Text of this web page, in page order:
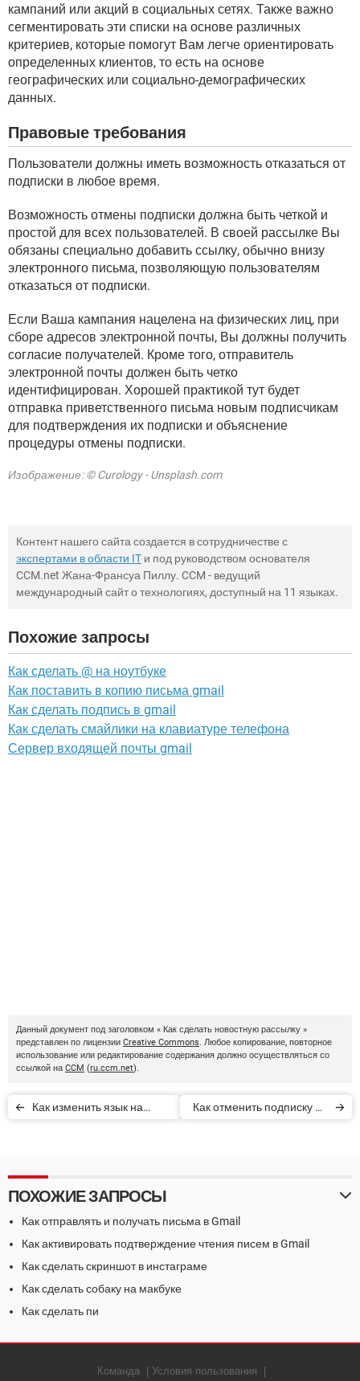
кампаний или акций в социальных сетях. Также важно
сегментировать эти списки на основе различных
критериев, которые помогут Вам легче ориентировать
определенных клиентов, то есть на основе
географических или социально-демографических
данных.
Правовые требования
Пользователи должны иметь возможность отказаться от
подписки в любое время.
Возможность отмены подписки должна быть четкой и
простой для всех пользователей. В своей рассылке Вы
обязаны специально добавить ссылку, обычно внизу
электронного письма, позволяющую пользователям
отказаться от подписки.
Если Ваша кампания нацелена на физических лиц, при
сборе адресов электронной почты, Вы должны получить
согласие получателей. Кроме того, отправитель
электронной почты должен быть четко
идентифицирован. Хорошей практикой тут будет
отправка приветственного письма новым подписчикам
для подтверждения их подписки и объяснение
процедуры отмены подписки.
Изображение: © Curology - Unsplash.com
Контент нашего сайта создается в сотрудничестве с
экспертами в области IT и под руководством основателя
CCM.net Жана-Франсуа Пиллу. CCM - ведущий
международный сайт о технологиях, доступный на 11 языках.
Похожие запросы
Как сделать @ на ноутбуке
Как поставить в копию письма gmail
Как сделать подпись в gmail
Как сделать смайлики на клавиатуре телефона
Сервер входящей почты gmail
Данный документ под заголовком « Как сделать новостную рассылку »
представлен по лицензии Creative Commons. Любое копирование, повторное
использование или редактирование содержания должно осуществляться со
ссылкой на CCM (ru.ccm.net).
Как изменить язык на
Как отменить подписку на
ПОХОЖИЕ ЗАПРОСЫ
Как отправлять и получать письма в Gmail
Как активировать подтверждение чтения писем в Gmail
Как сделать скриншот в инстаграме
Как сделать собаку на макбуке
Как сделать пи
Команда Условия пользования